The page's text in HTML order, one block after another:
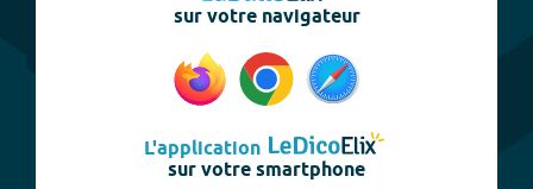
sur votre navigateur
L'application
sur votre smartphone